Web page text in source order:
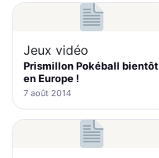
Jeux vidéo
Prismillon Pokéball bientôt
en Europe !
7 août 2014